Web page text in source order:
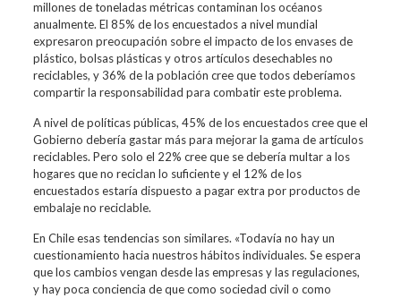
millones de toneladas métricas contaminan los océanos
anualmente. El 85% de los encuestados a nivel mundial
expresaron preocupación sobre el impacto de los envases de
plástico, bolsas plásticas y otros artículos desechables no
reciclables, y 36% de la población cree que todos deberíamos
compartir la responsabilidad para combatir este problema.
A nivel de políticas públicas, 45% de los encuestados cree que el
Gobierno debería gastar más para mejorar la gama de artículos
reciclables. Pero solo el 22% cree que se debería multar a los
hogares que no reciclan lo suficiente y el 12% de los
encuestados estaría dispuesto a pagar extra por productos de
embalaje no reciclable.
En Chile esas tendencias son similares. «Todavía no hay un
cuestionamiento hacia nuestros hábitos individuales. Se espera
que los cambios vengan desde las empresas y las regulaciones,
y hay poca conciencia de que como sociedad civil o como